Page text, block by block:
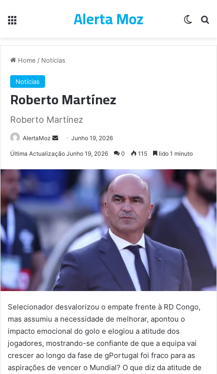
Alerta Moz
Home / Notícias
Notícias
Roberto Martínez
Roberto Martínez
AlertaMoz
SendJunho 19, 2026
Última Actualização Junho 19, 2026 0 115 lido 1 minuto
Selecionador desvalorizou o empate frente à RD Congo,
mas assumiu a necessidade de melhorar, apontou o
impacto emocional do golo e elogiou a atitude dos
jogadores, mostrando-se confiante de que a equipa vai
crescer ao longo da fase de gPortugal foi fraco para as
aspirações de vencer o Mundial? O que diz da atitude de